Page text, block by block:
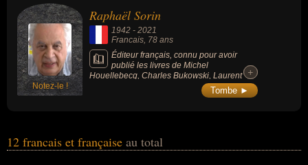
Notez-le !
Raphaël Sorin
1942 - 2021
Francais, 78 ans
Éditeur français, connu pour avoir
publié les livres de Michel
Houellebecq, Charles Bukowski, Laurent
Obertone et Jean-Louis Costes avec Grand
Père. Il était éditeur et directeur littéraire des
+
+
Tombe ►
12 francais et française au total